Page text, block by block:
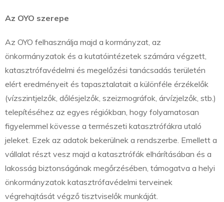
Az OYO szerepe
Az OYO felhasználja majd a kormányzat, az
önkormányzatok és a kutatóintézetek számára végzett,
katasztrófavédelmi és megelőzési tanácsadás területén
elért eredményeit és tapasztalatait a különféle érzékelők
(vízszintjelzők, dőlésjelzők, szeizmográfok, árvízjelzők, stb.)
telepítéséhez az egyes régiókban, hogy folyamatosan
figyelemmel kövesse a természeti katasztrófákra utaló
jeleket. Ezek az adatok bekerülnek a rendszerbe. Emellett a
vállalat részt vesz majd a katasztrófák elhárításában és a
lakosság biztonságának megőrzésében, támogatva a helyi
önkormányzatok katasztrófavédelmi terveinek
végrehajtását végző tisztviselők munkáját.